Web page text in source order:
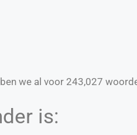
we al voor 243,027
is: